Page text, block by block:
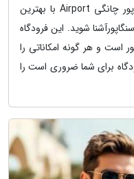
آشنایی با فرودگاه چانگی سنگاپور | سنگاپور چانگی Airport با بهترین
شوید. این فرودگاه
است و هر گونه امکاناتی را
برای شما ضروری است را